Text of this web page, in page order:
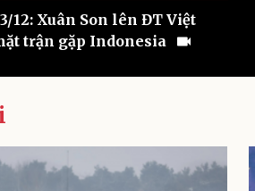
12: Xuân Son lên ĐT Việt
trận gặp Indonesia